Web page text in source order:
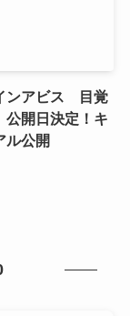
ンアビス 目覚
公開日決定！キ
ル公開